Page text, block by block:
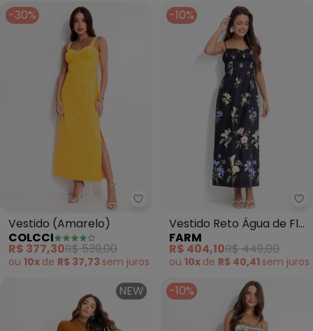
-30%
Colcci - Vestido (Amarelo)
Vestido (Amarelo)
COLCCI
R$ 377,30R$ 539,00
ou 10x de R$ 37,73 sem juros
-10%
Vestido Reto Água de Flor
(Preto)
FARM
R$ 404,10R$ 449,00
ou 10x de R$ 40,41 sem juros
NEW -10%